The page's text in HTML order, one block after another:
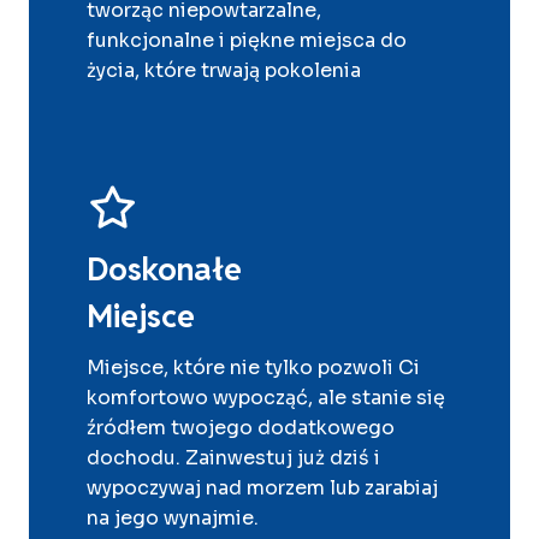
tworząc niepowtarzalne,
funkcjonalne i piękne miejsca do
życia, które trwają pokolenia
Doskonałe
Miejsce
Miejsce, które nie tylko pozwoli Ci
komfortowo wypocząć, ale stanie się
źródłem twojego dodatkowego
dochodu. Zainwestuj już dziś i
wypoczywaj nad morzem lub zarabiaj
na jego wynajmie.